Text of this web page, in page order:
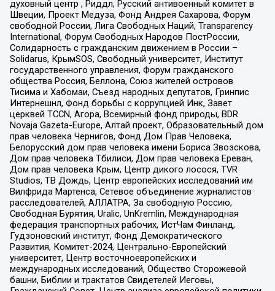
духовный центр , Риддл, Русский антивоенный комитет в
Швеции, Проект Медуза, Фонд Андрея Сахарова, Форум
свободной России, Лига Свободных Наций, Transparеncy
International, Форум Свободных Народов ПостРоссии,
Солидарность с гражданским движением в России –
Solidarus, КрымSOS, Свободный университет, Институт
государственного управления, Форум гражданского
общества Россия, Беллона, Союз жителей островов
Тисима и Хабомаи, Съезд народных депутатов, Гринпис
Интернешнл, Фонд борьбы с коррупцией Инк, Завет
церквей TCCN, Агора, Всемирный фонд природы, BDR
Novaja Gazeta-Europe, Алтай проект, Образовательный дом
прав человека Чернигов, Фонд Дом Прав Человека,
Белорусский дом прав человека имени Бориса Звозскова,
Дом прав человека Тбилиси, Дом прав человека Ереван,
Дом прав человека Крым, Центр дикого лосося, TVR
Studios, ТВ Дождь, Центр европейских исследований им
Вилфрида Мартенса, Сетевое объединение журналистов
расследователей, АЛЛАТРА, За свободную Россию,
Свободная Бурятия, Uralic, UnKremlin, Международная
федерация транспортных рабочих, ИстЧам Финланд,
Гудзоновский институт, Фонд Демократического
Развития, Комитет-2024, Центрально-Европейский
университет, Центр восточноевропейских и
международных исследований, Общество Сторожевой
башни, Библии и трактатов Свидетелей Иеговы,